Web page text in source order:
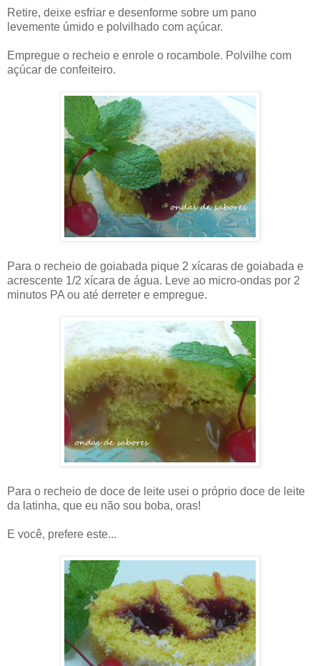
Retire, deixe esfriar e desenforme sobre um pano
levemente úmido e polvilhado com açúcar.
Empregue o recheio e enrole o rocambole. Polvilhe com
açúcar de confeiteiro.
Para o recheio de goiabada pique 2 xícaras de goiabada e
acrescente 1/2 xícara de água. Leve ao micro-ondas por 2
minutos PA ou até derreter e empregue.
Para o recheio de doce de leite usei o próprio doce de leite
da latinha, que eu não sou boba, oras!
E você, prefere este...